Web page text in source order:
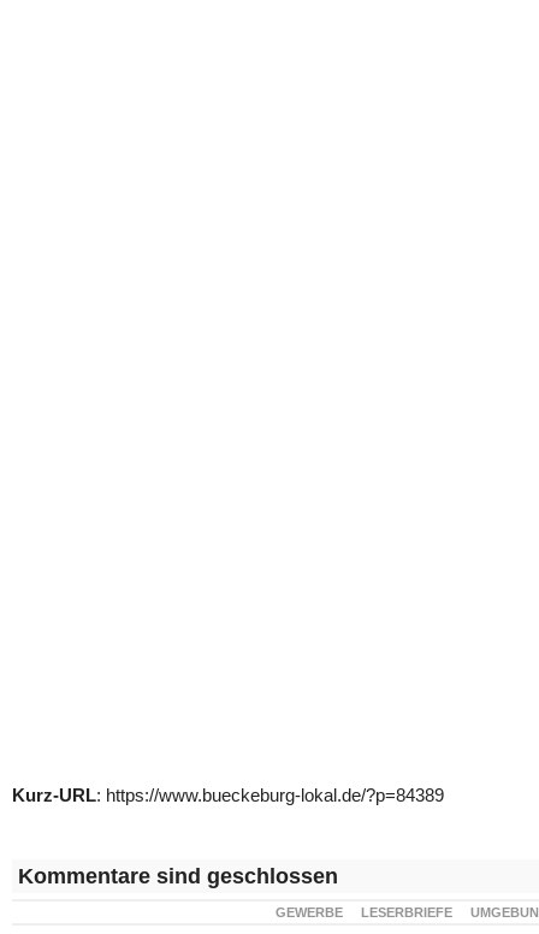
Kurz-URL: https://www.bueckeburg-lokal.de/?p=84389
Kommentare sind geschlossen
GEWERBE LESERBRIEFE